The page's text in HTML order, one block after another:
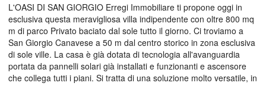
L'OASI DI SAN GIORGIO Erregi Immobiliare ti propone oggi in
esclusiva questa meravigliosa villa indipendente con oltre 800 mq
m di parco Privato baciato dal sole tutto il giorno. Ci troviamo a
San Giorgio Canavese a 50 m dal centro storico in zona esclusiva
di sole ville. La casa è già dotata di tecnologia all'avanguardia
portata da pannelli solari già installati e funzionanti e ascensore
che collega tutti i piani. Si tratta di una soluzione molto versatile, in